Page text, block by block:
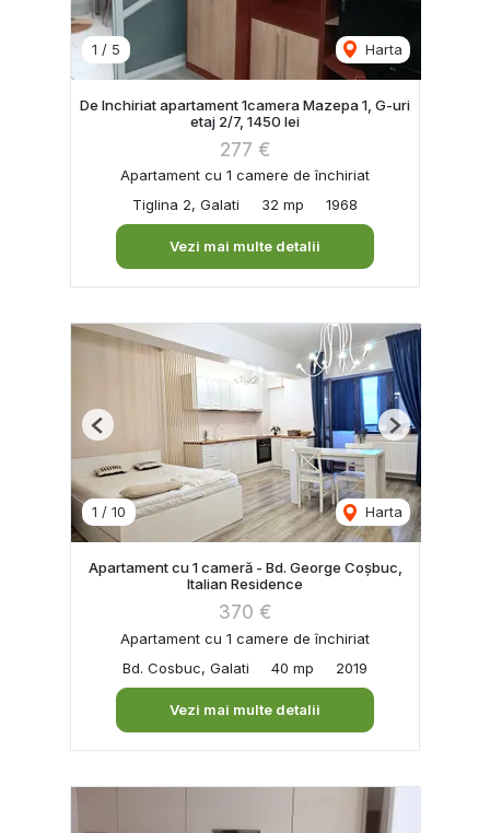
1 / 5 Harta
De Inchiriat apartament 1camera Mazepa 1, G-uri
etaj 2/7, 1450 lei
277 €
Apartament cu 1 camere de închiriat
Tiglina 2, Galati
32 mp 1968
Vezi mai multe detalii
1 / 10 Harta
Previous Next
Apartament cu 1 cameră - Bd. George Coșbuc,
Italian Residence
370 €
Apartament cu 1 camere de închiriat
Bd. Cosbuc, Galati
40 mp 2019
Vezi mai multe detalii